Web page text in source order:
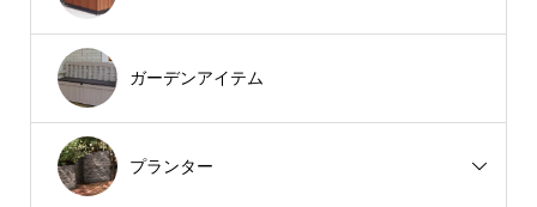
ガーデンアイテム
プランター